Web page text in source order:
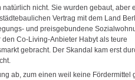
nicht. Sie wurden gebaut, aber
Vertrag mit dem Land
und preisgebundene
Co-Living-Anbieter Habyt als teure
gebracht. Der Skandal kam erst
ab, zum einen weil keine Fördermittel